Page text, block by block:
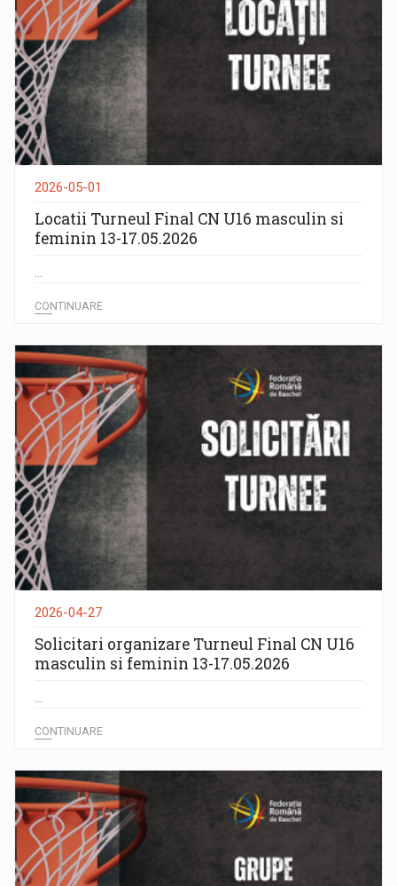
2026-05-01
Locatii Turneul Final CN U16 masculin si
feminin 13-17.05.2026
CONTINUARE
2026-04-27
Solicitari organizare Turneul Final CN U16
masculin si feminin 13-17.05.2026
CONTINUARE